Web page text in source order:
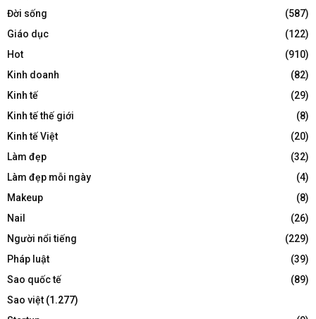
Đời sống
(587)
Giáo dục
(122)
Hot
(910)
Kinh doanh
(82)
Kinh tế
(29)
Kinh tế thế giới
(8)
Kinh tế Việt
(20)
Làm đẹp
(32)
Làm đẹp mỗi ngày
(4)
Makeup
(8)
Nail
(26)
Người nổi tiếng
(229)
Pháp luật
(39)
Sao quốc tế
(89)
Sao việt (1.277)